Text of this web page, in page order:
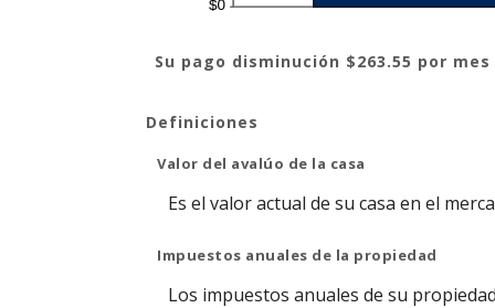
Su pago disminución $263.55 por mes
Definiciones
Valor del avalúo de la casa
Es el valor actual de su casa en el
Impuestos anuales de la propiedad
Los impuestos anuales de su